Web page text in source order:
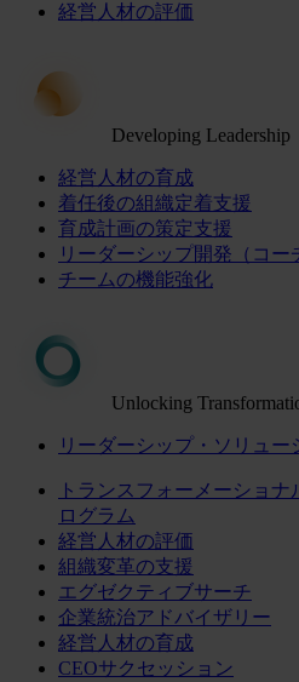
経営人材の評価
Developing Leadership
経営人材の育成
着任後の組織定着支援
育成計画の策定支援
リーダーシップ開発（コー
チームの機能強化
Unlocking
リーダーシップ・ソリュー
トランスフォーメーショ
ログラム
経営人材の評価
組織変革の支援
エグゼクティブサーチ
企業統治アドバイザリー
経営人材の育成
CEOサクセッション